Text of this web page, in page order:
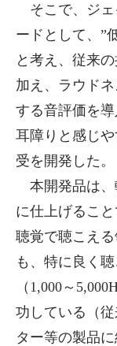
そこで、ジェ
ードとして、”
と考え、従来
加え、ラウド
する音評価を
耳障りと感じ
受を開発した。
本開発品は、
に仕上げるこ
聴覚で聴こえ
も、特に良く
（1,000～
功している（
ター等の製品